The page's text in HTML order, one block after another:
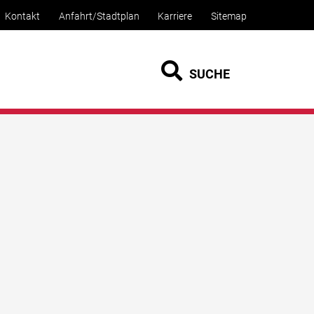
Kontakt Anfahrt/Stadtplan Karriere Sitemap
SUCHE